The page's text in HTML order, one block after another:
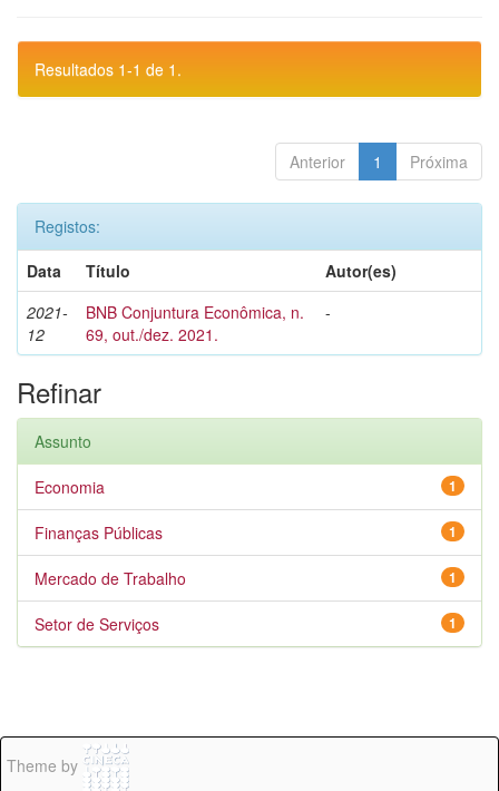
Resultados 1-1 de 1.
Anterior 1 Próxima
Registos:
Data
Título
Autor(es)
2021-
12
BNB Conjuntura Econômica, n.
69, out./dez. 2021.
-
Refinar
Assunto
1
Economia
1
Finanças Públicas
1
Mercado de Trabalho
1
Setor de Serviços
Theme by